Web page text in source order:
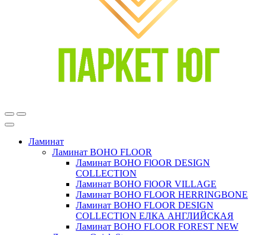
Ламинат
Ламинат BOHO FLOOR
Ламинат BOHO FlOOR DESIGN
COLLECTION
Ламинат BOHO FlOOR VILLAGE
Ламинат BOHO FLOOR HERRINGBONE
Ламинат BOHO FLOOR DESIGN
COLLECTION ЕЛКА АНГЛИЙСКАЯ
Ламинат BOHO FLOOR FOREST NEW